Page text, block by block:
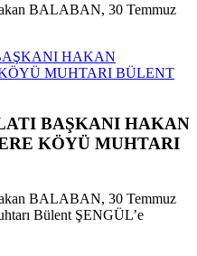
BALABAN, 30 Temmuz
HAKAN
MUHTARI BÜLENT
BAŞKANI HAKAN
KÖYÜ MUHTARI
BALABAN, 30 Temmuz
Bülent ŞENGÜL’e